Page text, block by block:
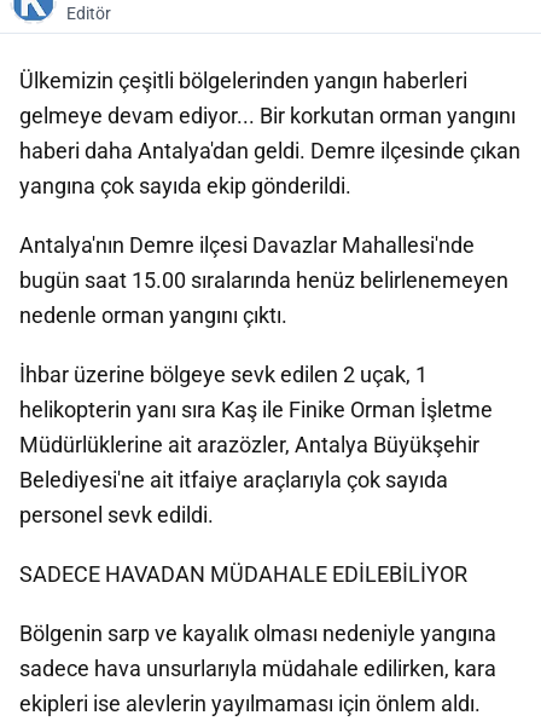
Editör
Ülkemizin çeşitli bölgelerinden yangın haberleri
gelmeye devam ediyor... Bir korkutan orman yangını
haberi daha Antalya'dan geldi. Demre ilçesinde çıkan
yangına çok sayıda ekip gönderildi.
Antalya'nın Demre ilçesi Davazlar Mahallesi'nde
bugün saat 15.00 sıralarında henüz belirlenemeyen
nedenle orman yangını çıktı.
İhbar üzerine bölgeye sevk edilen 2 uçak, 1
helikopterin yanı sıra Kaş ile Finike Orman İşletme
Müdürlüklerine ait arazözler, Antalya Büyükşehir
Belediyesi'ne ait itfaiye araçlarıyla çok sayıda
personel sevk edildi.
SADECE HAVADAN MÜDAHALE EDİLEBİLİYOR
Bölgenin sarp ve kayalık olması nedeniyle yangına
sadece hava unsurlarıyla müdahale edilirken, kara
ekipleri ise alevlerin yayılmaması için önlem aldı.